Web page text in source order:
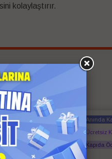
kolaylaştırır.
Anında
Ücretsiz
Kapıda